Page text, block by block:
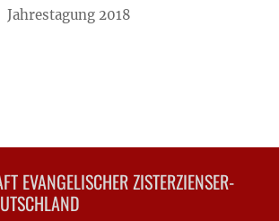
Jahrestagung 2018
EVANGELISCHER ZISTERZIENSER-